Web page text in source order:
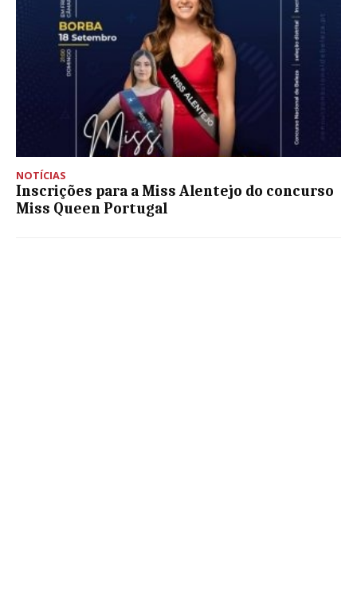
NOTÍCIAS
Inscrições para a Miss Alentejo do concurso
Miss Queen Portugal